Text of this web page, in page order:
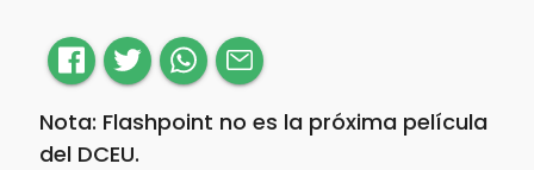
Nota: Flashpoint no es la próxima película
del DCEU.